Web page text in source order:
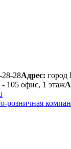
28-28Адрес: город
105 офис, 1 этаж
розничная